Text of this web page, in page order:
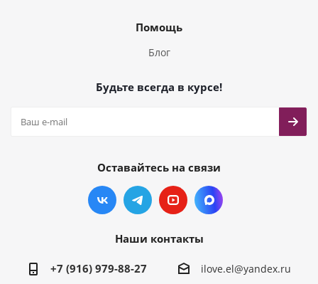
Помощь
Блог
Будьте всегда в курсе!
Оставайтесь на связи
Наши контакты
+7 (916) 979-88-27 ilove.el@yandex.ru